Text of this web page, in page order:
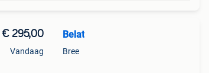
€ 295,00
Vandaag
Belat
Bree